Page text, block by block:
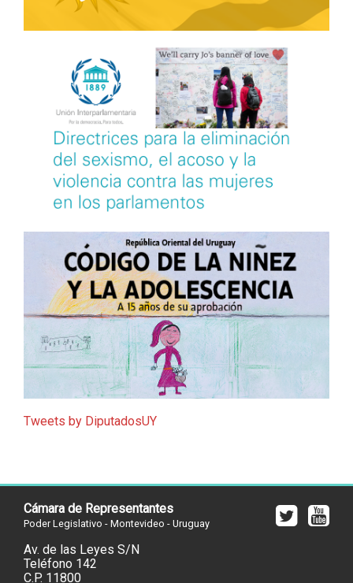
Tweets by DiputadosUY
Cámara de Representantes
Poder Legislativo - Montevideo - Uruguay
Av. de las Leyes S/N
Teléfono 142
C.P. 11800